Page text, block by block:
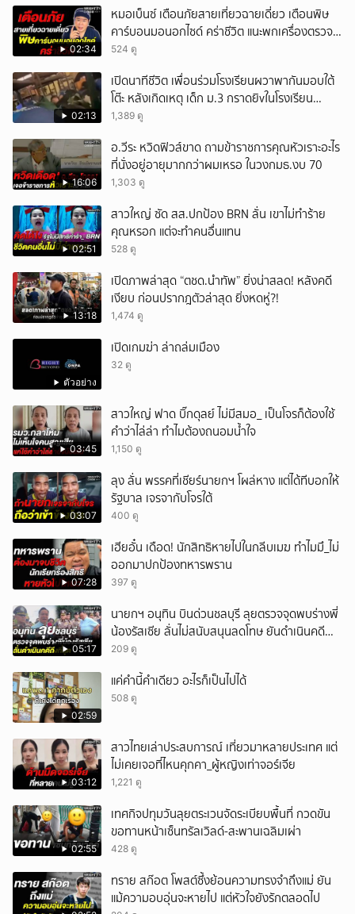
02:34
หมอเบ็นซ์ เตือนภัยสายเที่ยวฉายเดี่ยว เตือนพิษ
คาร์บอนมอนอกไซด์ คร่าชีวิต แนะพกเครื่องตรวจ
วัดติดตัว
524 ดู
02:13
เปิดนาทีชีวิต เพื่อนร่วมโรงเรียนผวาพากันมอบใต้
โต๊ะ หลังเกิดเหตุ เด็ก ม.3 กราดยิvในโรงเรียน
เทพศิรินทร์นนท์ แบบไม่เลือกหน้า เสียงปืนดังสนั่น
1,389 ดู
16:06
อ.วีระ หวิดฟิวส์ขาด ถามข้าราชการคุณหัวเราะอะไร
ที่นั่งอยู่อายุมากกว่าผมเหรอ ในวงกมธ.งบ 70
1,303 ดู
02:51
สาวใหญ่ ซัด สส.ปกป้อง BRN ลั่น เขาไม่ทำร้าย
คุณหรอก แต่จะทำคนอื่นแทน
528 ดู
13:18
เปิดภาพล่าสุด “ตชด.นำทัพ” ยิ่งน่าสลด! หลังคดี
เงียบ ก่อนปรากฎตัวล่าสุด ยิ่งหดหู่?!
1,474 ดู
ตัวอย่าง
เปิดเกมฆ่า ล่าถล่มเมือง
32 ดู
03:45
สาวใหญ่ ฟาด บิ๊กดุลย์ ไม่มีสมอ_ เป็นโจรก็ต้องใช้
คำว่าไล่ล่า ทำไมต้องถนอมน้ำใจ
1,150 ดู
03:07
ลุง ลั่น พรรคที่เชียร์นายกฯ โผล่หาง แต่ได้ทีบอกให้
รัฐบาล เจรจากับโจรใต้
400 ดู
07:28
เฮียอั๋น เดือด! นักสิทธิหายไปในกลีบเมฆ ทำไมมึ_ไม่
ออกมาปกป้องทหารพราน
397 ดู
05:17
นายกฯ อนุทิน บินด่วนชลบุรี ลุยตรวจจุดพบร่างพี่
น้องรัสเซีย ลั่นไม่สนับสนุนลดโทษ ยันดำเนินคดี
ถึงที่สุด
209 ดู
02:59
แค่คำนี้คำเดียว อะไรก็เป็นไปได้
508 ดู
03:12
สาวไทยเล่าประสบการณ์ เที่ยวมาหลายประเทศ แต่
ไม่เคยเจอที่ไหนคุกคา_ผู้หญิงเท่าจอร์เจีย
1,221 ดู
02:55
เทศกิจปทุมวันลุยตระเวนจัดระเบียบพื้นที่ กวดขัน
ขอทานหน้าเซ็นทรัลเวิลด์-สะพานเฉลิมเผ่า
428 ดู
ทราย สก๊อต โพสต์ซึ้งย้อนความทรงจำถึงแม่ ยัน
แม้ความอบอุ่นจะหายไป แต่หัวใจยังรักตลอดไป